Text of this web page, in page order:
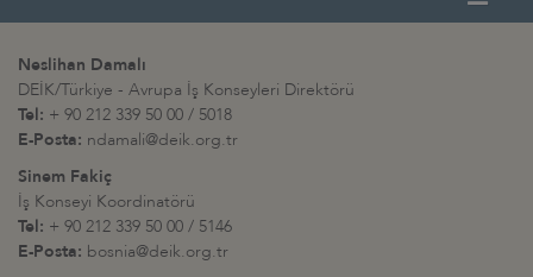
Neslihan Damalı
DEİK/Türkiye - Avrupa İş Konseyleri Direktörü
Tel: + 90 212 339 50 00 / 5018
E-Posta: ndamali@deik.org.tr
Sinem Fakiç
İş Konseyi Koordinatörü
Tel: + 90 212 339 50 00 / 5146
E-Posta: bosnia@deik.org.tr